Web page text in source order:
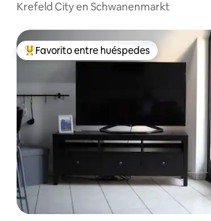
Krefeld City en Schwanenmarkt
Favorito entre huéspedes preferido
Favorito entre huéspedes